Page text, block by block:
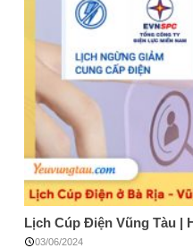
Lịch Cúp Điện Vũng Tàu |
03/06/2024